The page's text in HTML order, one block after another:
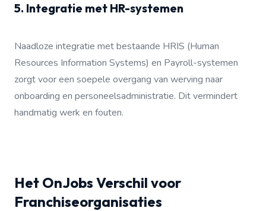
5. Integratie met HR-systemen
Naadloze integratie met bestaande HRIS (Human
Resources Information Systems) en Payroll-systemen
zorgt voor een soepele overgang van werving naar
onboarding en personeelsadministratie. Dit vermindert
handmatig werk en fouten.
Het OnJobs Verschil voor
Franchiseorganisaties